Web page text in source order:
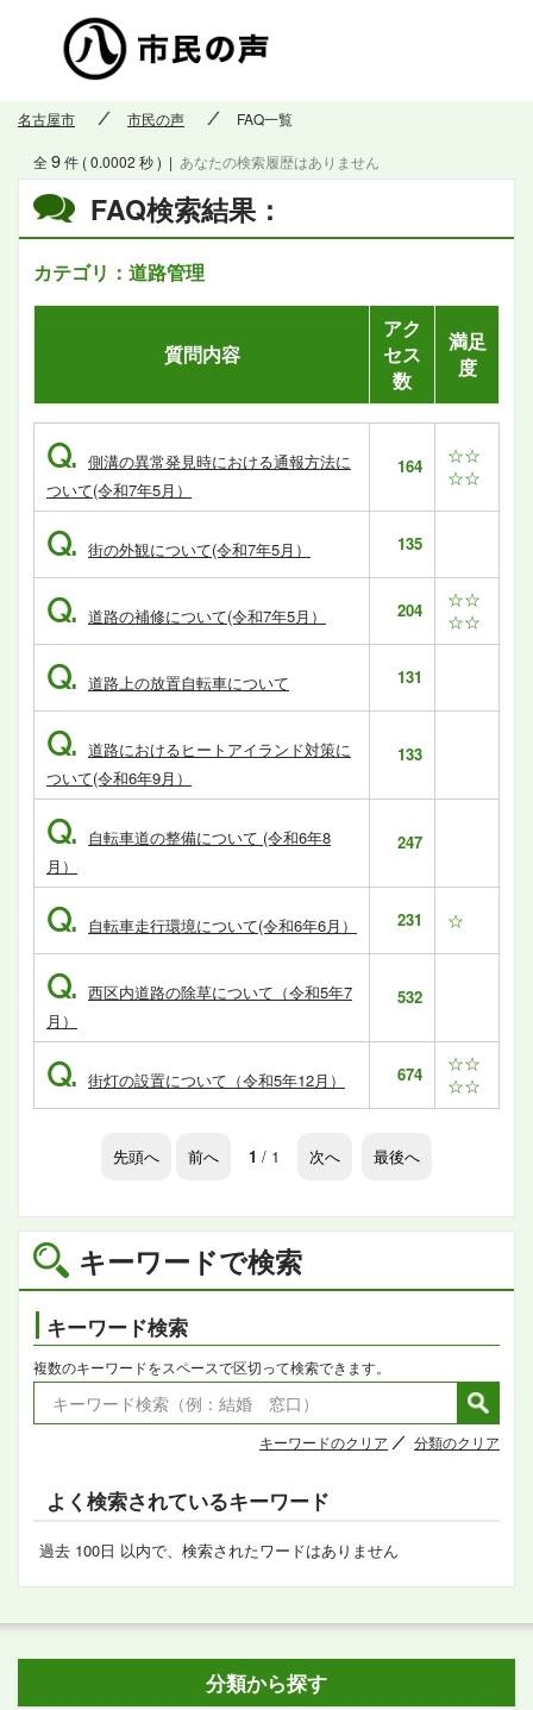
名古屋市 市民の声 FAQ一覧
キーワードで検索
キーワード検索
複数のキーワードをスペースで区切って検索できます。
キーワードのクリア 分類のクリア
よく検索されているキーワード
過去 100日 以内で、検索されたワードはありません
FAQ検索結果：
カテゴリ：道路管理
全9件 ( 0.0002 秒 ) | あなたの検索履歴はありません
質問内容
アク
セス
数
満足
度
Q. 側溝の異常発見時における通報方法に
ついて(令和7年5月）
164
☆☆
☆☆
Q. 街の外観について(令和7年5月） 135
Q. 道路の補修について(令和7年5月） 204
☆☆
☆☆
Q. 道路上の放置自転車について 131
Q. 道路におけるヒートアイランド対策に
ついて(令和6年9月）
133
Q. 自転車道の整備について (令和6年8
月）
247
Q. 自転車走行環境について(令和6年6月） 231 ☆
Q. 西区内道路の除草について（令和5年7
月）
532
Q. 街灯の設置について（令和5年12月） 674
☆☆
☆☆
先頭へ 前へ 1 / 1 次へ 最後へ
分類から探す